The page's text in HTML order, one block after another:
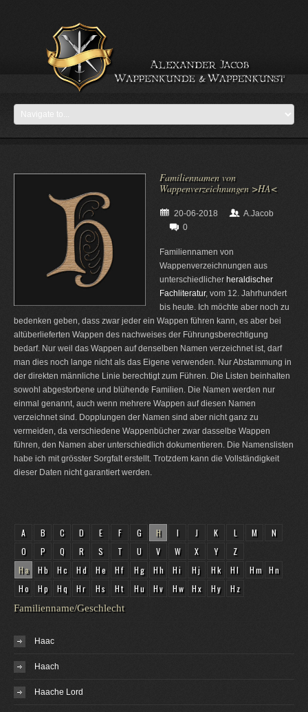
Familiennamen von
Wappenverzeichnungen >HA<
20-06-2018
A.Jacob
0
Familiennamen von
Wappenverzeichnungen aus
unterschiedlicher heraldischer
Fachliteratur, vom 12. Jahrhundert
bis heute. Ich möchte aber noch zu
bedenken geben, dass zwar jeder ein Wappen führen kann, es aber bei
altüberlieferten Wappen des nachweises der Führungsberechtigung
bedarf. Nur weil das Wappen auf denselben Namen verzeichnet ist, darf
man dies noch lange nicht als das Eigene verwenden. Nur Abstammung in
der direkten männliche Linie berechtigt zum Führen. Die Listen beinhalten
sowohl abgestorbene und blühende Familien. Die Namen werden nur
einmal genannt, auch wenn mehrere Wappen auf diesen Namen
verzeichnet sind. Dopplungen der Namen sind aber nicht ganz zu
vermeiden, da verschiedene Wappenbücher zwar dasselbe Wappen
führen, den Namen aber unterschiedlich dokumentieren. Die Namenslisten
habe ich mit grösster Sorgfalt erstellt. Trotzdem kann die Vollständigkeit
dieser Daten nicht garantiert werden.
A B C D E F G H I J K L M
N
O
P Q R S T U V W X Y
Z
Ha
Hb Hc Hd He Hf Hg Hh Hi Hj Hk Hl Hm Hn
Ho
Hp Hq Hr Hs Ht Hu Hv Hw Hx Hy Hz
Familienname/Geschlecht
Haac
Haach
Haache Lord